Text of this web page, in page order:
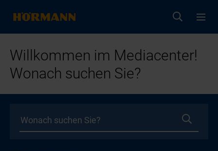
Willkommen im Mediacenter!
Wonach suchen Sie?